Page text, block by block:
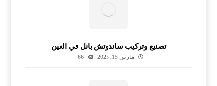
تصنيع وتركيب ساندوتش بانل في العين
مارس 15, 2025 66